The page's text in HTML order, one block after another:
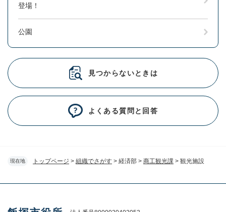
現在地 トップページ > 組織でさがす > 経済部 > 商工観光課 > 観光施設
登場！
公園
見つからないときは
よくある質問と回答